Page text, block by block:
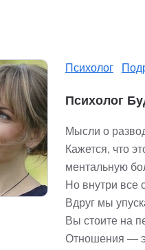
Психолог
Психолог
Мысли о
Кажется, что
ментальную
Но внутри все
Вдруг мы
Вы стоите на
Отношения —